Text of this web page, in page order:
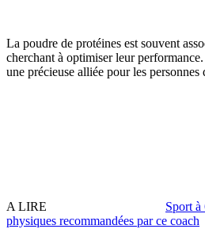
La poudre de protéines est souvent
cherchant à optimiser leur
une précieuse alliée pour les personnes
A LIRE
Sport à
physiques recommandées par ce coach